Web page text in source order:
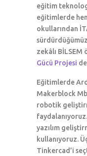
eğitim
eğitimlerde
okullarından
zekâlı BİLSEM
Gücü Projesi
Eğitimlerde
Makerblock
robotik
yazılım
kullanıyoruz.
Tinkercad’i